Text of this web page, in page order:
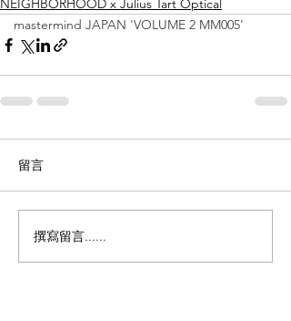
mastermind JAPAN 'VOLUME 2 MM005'
NEIGHBORHOOD x Julius Tart Optical
留言
撰寫留言......